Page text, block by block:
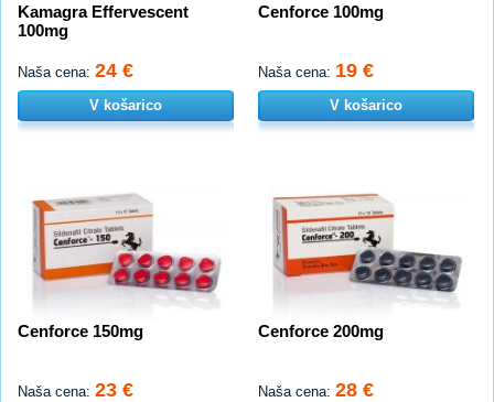
Kamagra Effervescent
100mg
Naša cena: 24 €
V košarico
Cenforce 100mg
Naša cena: 19 €
V košarico
Cenforce 150mg
Naša cena: 23 €
Cenforce 200mg
Naša cena: 28 €